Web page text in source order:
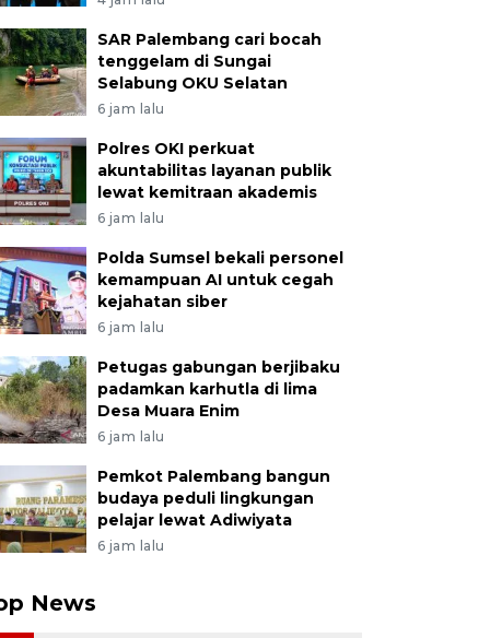
SAR Palembang cari bocah
tenggelam di Sungai
Selabung OKU Selatan
6 jam lalu
Polres OKI perkuat
akuntabilitas layanan publik
lewat kemitraan akademis
6 jam lalu
Polda Sumsel bekali personel
kemampuan AI untuk cegah
kejahatan siber
6 jam lalu
Petugas gabungan berjibaku
padamkan karhutla di lima
Desa Muara Enim
6 jam lalu
Pemkot Palembang bangun
budaya peduli lingkungan
pelajar lewat Adiwiyata
6 jam lalu
News